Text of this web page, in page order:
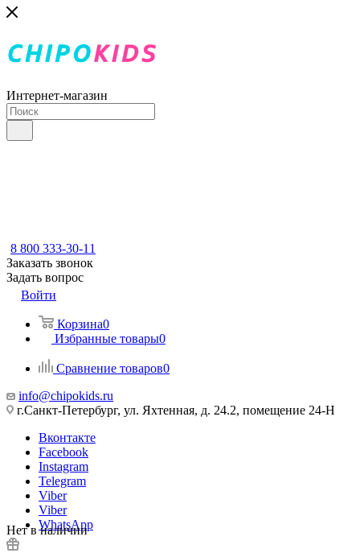
Интернет-магазин
8 800 333-30-11
Заказать звонок
Задать вопрос
Войти
Корзина0
Избранные товары0
Сравнение товаров0
info@chipokids.ru
г.Санкт-Петербург, ул. Яхтенная, д. 24.2, помещение 24-Н
Вконтакте
Facebook
Instagram
Telegram
Viber
Viber
WhatsApp
Нет в наличии